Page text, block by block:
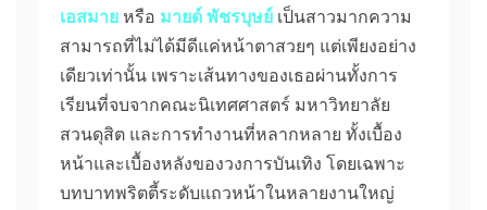
เอสมาย หรือ มายด์ พัชรบุษย์ เป็นสาวมากความ
สามารถที่ไม่ได้มีดีแค่หน้าตาสวยๆ แต่เพียงอย่าง
เดียวเท่านั้น เพราะเส้นทางของเธอผ่านทั้งการ
เรียนที่จบจากคณะนิเทศศาสตร์ มหาวิทยาลัย
สวนดุสิต และการทำงานที่หลากหลาย ทั้งเบื้อง
หน้าและเบื้องหลังของวงการบันเทิง โดยเฉพาะ
บทบาทพริตตี้ระดับแถวหน้าในหลายงานใหญ่